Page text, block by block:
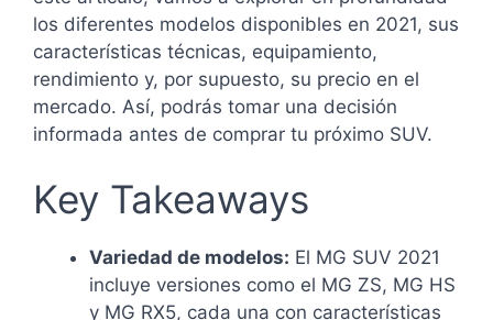
los diferentes modelos disponibles en 2021, sus
características técnicas, equipamiento,
rendimiento y, por supuesto, su precio en el
mercado. Así, podrás tomar una decisión
informada antes de comprar tu próximo SUV.
Key Takeaways
Variedad de modelos: El MG SUV 2021
incluye versiones como el MG ZS, MG HS
y MG RX5, cada una con características